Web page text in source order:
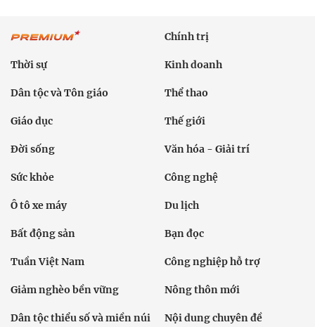
Chính trị
Thời sự Kinh doanh
Dân tộc và Tôn giáo Thể thao
Giáo dục Thế giới
Đời sống Văn hóa - Giải trí
Sức khỏe Công nghệ
Ô tô xe máy Du lịch
Bất động sản Bạn đọc
Tuần Việt Nam Công nghiệp hỗ trợ
Giảm nghèo bền vững Nông thôn mới
Dân tộc thiểu số và miền núi Nội dung chuyên đề